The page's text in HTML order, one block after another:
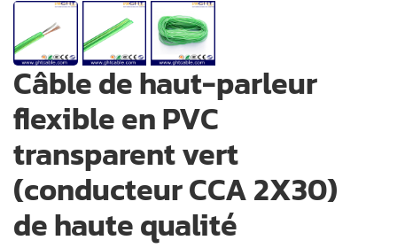
Câble de haut-parleur
flexible en PVC
transparent vert
(conducteur CCA 2X30)
de haute qualité